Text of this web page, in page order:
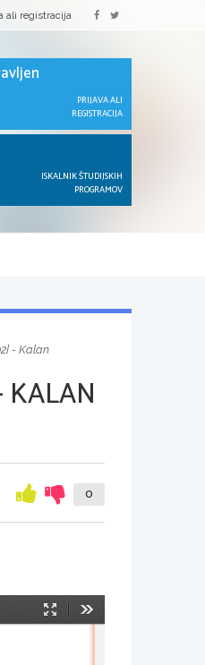
ali registracija
PRIJAVA ALI
REGISTRACIJA
ISKALNIK ŠTUDIJSKIH
PROGRAMOV
- Kalan
0
Način